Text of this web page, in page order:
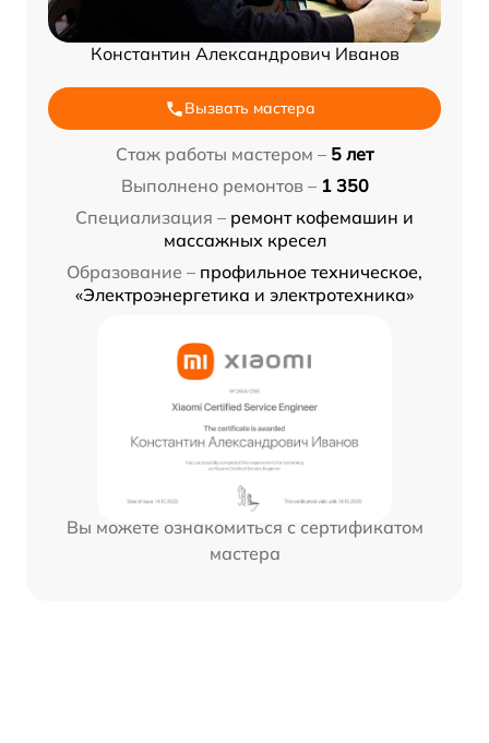
Константин Александрович Иванов
Вызвать мастера
Стаж работы мастером – 5 лет
Выполнено ремонтов – 1 350
Специализация – ремонт кофемашин и
массажных кресел
Образование – профильное техническое,
«Электроэнергетика и электротехника»
Вы можете ознакомиться с сертификатом
мастера